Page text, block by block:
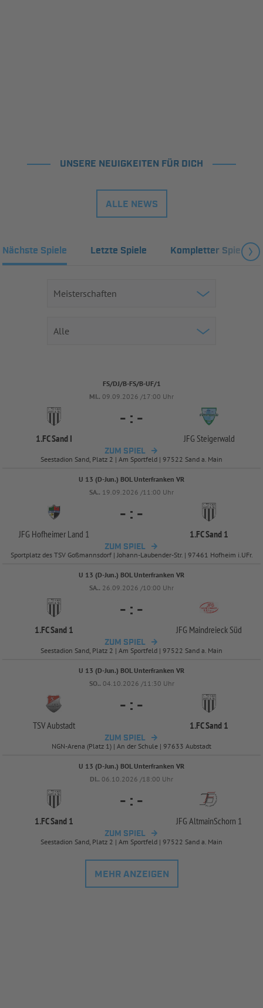
UNSERE NEUIGKEITEN FÜR DICH
ALLE NEWS
Nächste Spiele Letzte Spiele Kompletter Spielplan
FS/DJ/B-FS/B-UF/1
MI.. 09.09.2026 /17:00 Uhr
1.FC Sand I
- : -
JFG Steigerwald
ZUM SPIEL
Seestadion Sand, Platz 2 | Am Sportfeld | 97522 Sand a. Main
U 13 (D-Jun.) BOL Unterfranken VR
SA.. 19.09.2026 /11:00 Uhr
JFG Hofheimer Land 1
- : -
1.FC Sand 1
ZUM SPIEL
Sportplatz des TSV Goßmannsdorf | Johann-Laubender-Str. | 97461 Hofheim i.UFr.
U 13 (D-Jun.) BOL Unterfranken VR
SA.. 26.09.2026 /10:00 Uhr
1.FC Sand 1
- : -
JFG Maindreieck Süd
ZUM SPIEL
Seestadion Sand, Platz 2 | Am Sportfeld | 97522 Sand a. Main
U 13 (D-Jun.) BOL Unterfranken VR
SO.. 04.10.2026 /11:30 Uhr
TSV Aubstadt
- : -
1.FC Sand 1
ZUM SPIEL
NGN-Arena (Platz 1) | An der Schule | 97633 Aubstadt
U 13 (D-Jun.) BOL Unterfranken VR
DI.. 06.10.2026 /18:00 Uhr
1.FC Sand 1
- : -
JFG AltmainSchorn 1
ZUM SPIEL
Seestadion Sand, Platz 2 | Am Sportfeld | 97522 Sand a. Main
MEHR ANZEIGEN